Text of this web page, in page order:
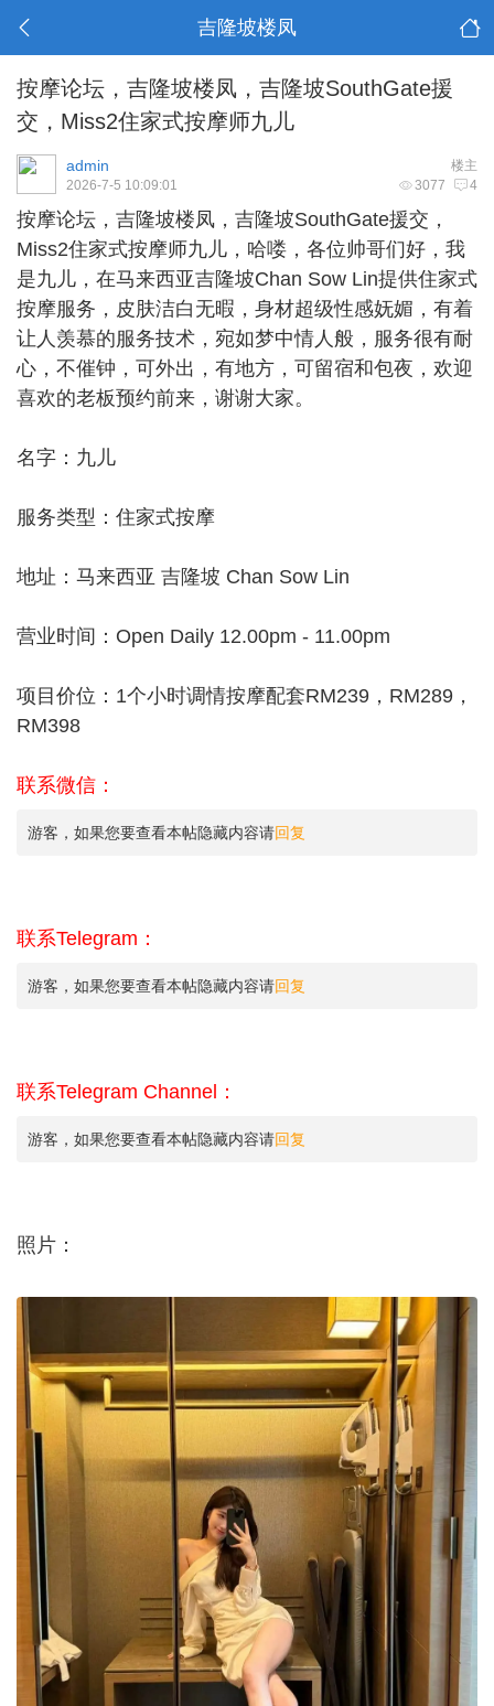
吉隆坡楼凤
按摩论坛，吉隆坡楼凤，吉隆坡SouthGate援
交，Miss2住家式按摩师九儿
楼主
admin
3077 4
2026-7-5 10:09:01
按摩论坛， 吉隆坡楼凤 ，吉隆坡SouthGate援交，
Miss2住家式按摩师九儿，哈喽，各位帅哥们好，我
是九儿，在马来西亚吉隆坡Chan Sow Lin提供住家式
按摩服务，皮肤洁白无暇，身材超级性感妩媚，有着
让人羡慕的服务技术，宛如梦中情人般，服务很有耐
心，不催钟，可外出，有地方，可留宿和包夜，欢迎
喜欢的老板预约前来，谢谢大家。
名字：九儿
服务类型：住家式按摩
地址：马来西亚 吉隆坡 Chan Sow Lin
营业时间：Open Daily 12.00pm - 11.00pm
项目价位：1个小时调情按摩配套RM239，RM289，
RM398
联系微信：
游客，如果您要查看本帖隐藏内容请回复
联系Telegram：
游客，如果您要查看本帖隐藏内容请回复
联系Telegram Channel：
游客，如果您要查看本帖隐藏内容请回复
照片：